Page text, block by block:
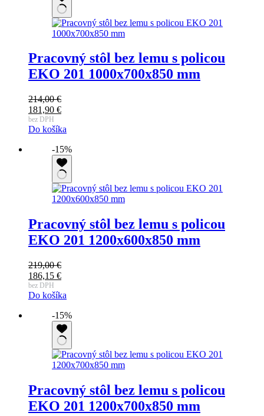
Pracovný stôl bez lemu s policou
EKO 201 1000x700x850 mm
214,00€
Pôvodná
cena
bola:
181,90 €
Aktuálna
cena
181,90 €.
bez DPH
Do košíka
-15%
Pracovný stôl bez lemu s policou
EKO 201 1200x600x850 mm
219,00€
Pôvodná
cena
bola:
186,15 €
Aktuálna
cena
186,15 €.
bez DPH
Do košíka
-15%
Pracovný stôl bez lemu s policou
EKO 201 1200x700x850 mm